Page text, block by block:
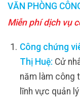
VĂN PHÒNG
Miễn phí dịch vụ
Công chứng
Thị Huệ: Cử
năm làm công
lĩnh vực quản